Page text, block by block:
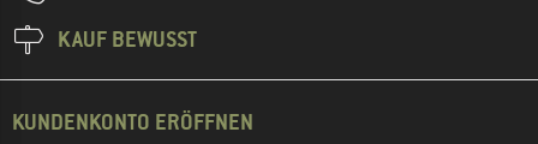
KAUF BEWUSST
KUNDENKONTO ERÖFFNEN